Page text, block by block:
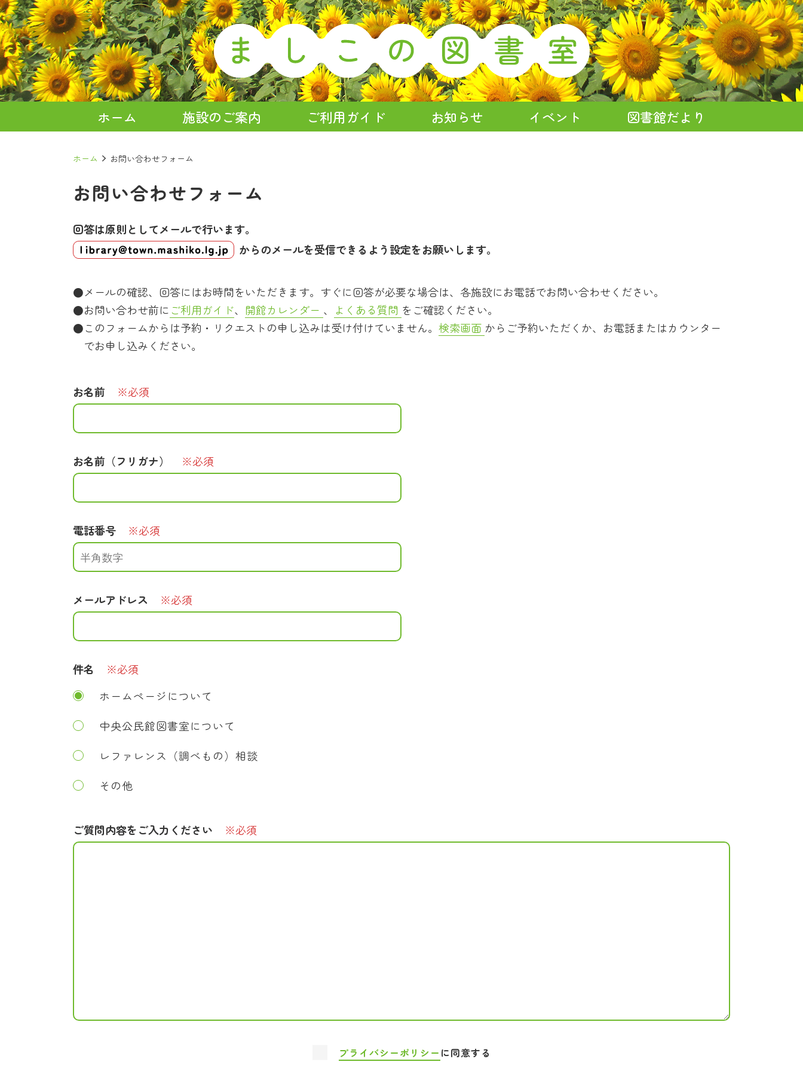
ホーム 施設のご案内 ご利用ガイド お知らせ イベント 図書館だより
ホーム お問い合わせフォーム
お問い合わせフォーム
回答は原則としてメールで行います。
からのメールを受信できるよう設定をお願いします。
メールの確認、回答にはお時間をいただきます。すぐに回答が必要な場合は、各施設にお電話でお問い合わせください。
お問い合わせ前にご利用ガイド、 開館カレンダー 、 よくある質問 をご確認ください。
このフォームからは予約・リクエストの申し込みは受け付けていません。 検索画面 からご予約いただくか、お電話またはカウンター
でお申し込みください。
お名前 ※必須
お名前（フリガナ） ※必須
電話番号 ※必須
メールアドレス ※必須
件名
※必須
ホームページについて
中央公民館図書室について
レファレンス（調べもの）相談
その他
ご質問内容をご入力ください ※必須
プライバシーポリシー に同意する